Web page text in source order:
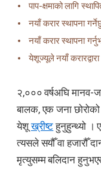
पाप-क्षमाको लागि
नयाँ करार स्थापना
नयाँ करार स्थापना
येशूज्यूले नयाँ करारद्वारा
२,००० वर्षअघि मानव-
बालक, एक जना
येशूख्रीष्टहुनुहुन्थ्यो ।
त्यसले सयौँ वा हजारौँ
मृत्युसम्म बलिदान